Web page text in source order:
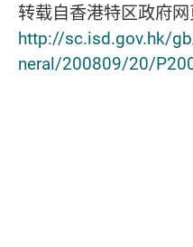
转载自香港特区政府网
http://sc.isd.gov.hk/
neral/200809/20/